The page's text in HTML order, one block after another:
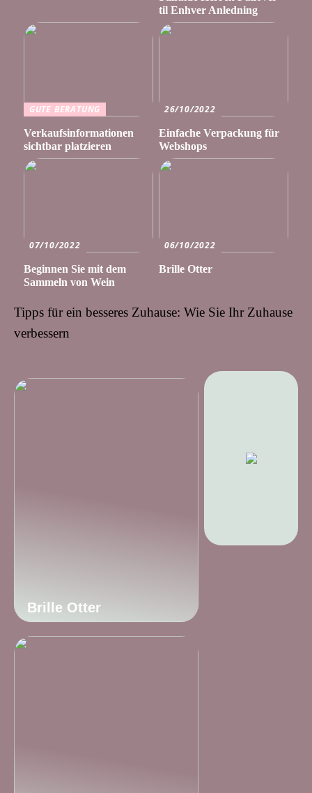
til Enhver Anledning
GUTE BERATUNG
Verkaufsinformationen
sichtbar platzieren
26/10/2022
Einfache Verpackung für
Webshops
07/10/2022
Beginnen Sie mit dem
Sammeln von Wein
06/10/2022
Brille Otter
Tipps für ein besseres Zuhause: Wie Sie Ihr Zuhause
verbessern
Brille Otter